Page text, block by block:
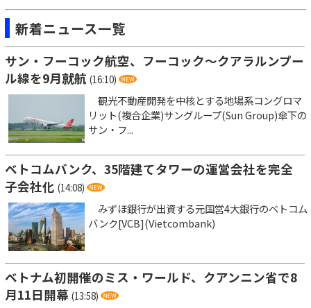
新着ニュース一覧
サン・フーコック航空、フーコック～クアラルンプー
ル線を9月就航 (16:10)
観光不動産開発を中核とする地場系コングロマ
リット(複合企業)サングループ(Sun Group)傘下の
サン・フ...
ベトコムバンク、35階建てタワーの運営会社を完全
子会社化 (14:08)
みずほ銀行が出資する元国営4大銀行のベトコム
バンク[VCB](Vietcombank)
ベトナム初開催のミス・ワールド、クアンニン省で8
月11日開幕 (13:58)